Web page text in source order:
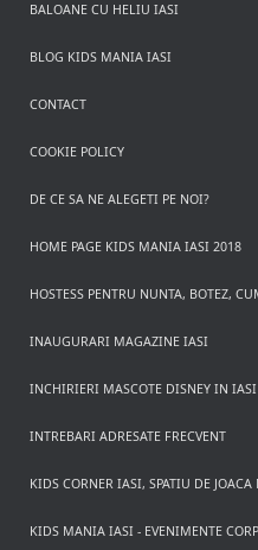
BALOANE CU HELIU IASI
BLOG KIDS MANIA IASI
CONTACT
COOKIE POLICY
DE CE SA NE ALEGETI PE NOI?
HOME PAGE KIDS MANIA IASI 2018
HOSTESS PENTRU NUNTA, BOTEZ,
INAUGURARI MAGAZINE IASI
INCHIRIERI MASCOTE DISNEY IN IASI
INTREBARI ADRESATE FRECVENT
KIDS CORNER IASI, SPATIU DE
KIDS MANIA IASI - EVENIMENTE